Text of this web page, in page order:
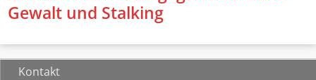
Gewalt und Stalking
Kontakt